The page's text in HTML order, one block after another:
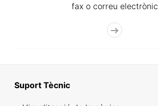
fax o correu electrònic
Suport Tècnic